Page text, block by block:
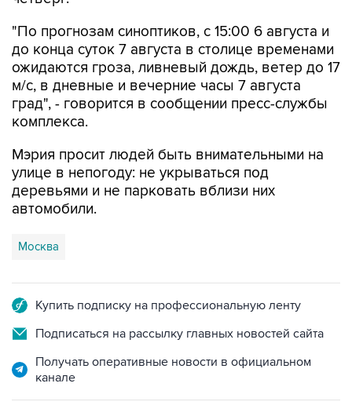
"По прогнозам синоптиков, с 15:00 6 августа и
до конца суток 7 августа в столице временами
ожидаются гроза, ливневый дождь, ветер до 17
м/с, в дневные и вечерние часы 7 августа
град", - говорится в сообщении пресс-службы
комплекса.
Мэрия просит людей быть внимательными на
улице в непогоду: не укрываться под
деревьями и не парковать вблизи них
автомобили.
Москва
Купить подписку на профессиональную ленту
Подписаться на рассылку главных новостей сайта
Получать оперативные новости в официальном
канале